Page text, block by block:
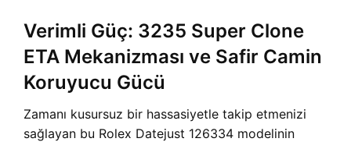
Verimli Güç: 3235 Super Clone
ETA Mekanizması ve Safir Camin
Koruyucu Gücü
Zamanı kusursuz bir hassasiyetle takip etmenizi
sağlayan bu Rolex Datejust 126334 modelinin